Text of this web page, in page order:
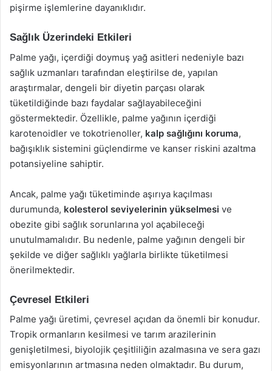
pişirme işlemlerine dayanıklıdır.
Sağlık Üzerindeki Etkileri
Palme yağı, içerdiği doymuş yağ asitleri nedeniyle bazı
sağlık uzmanları tarafından eleştirilse de, yapılan
araştırmalar, dengeli bir diyetin parçası olarak
tüketildiğinde bazı faydalar sağlayabileceğini
göstermektedir. Özellikle, palme yağının içerdiği
karotenoidler ve tokotrienoller, kalp sağlığını koruma,
bağışıklık sistemini güçlendirme ve kanser riskini azaltma
potansiyeline sahiptir.
Ancak, palme yağı tüketiminde aşırıya kaçılması
durumunda, kolesterol seviyelerinin yükselmesi ve
obezite gibi sağlık sorunlarına yol açabileceği
unutulmamalıdır. Bu nedenle, palme yağının dengeli bir
şekilde ve diğer sağlıklı yağlarla birlikte tüketilmesi
önerilmektedir.
Çevresel Etkileri
Palme yağı üretimi, çevresel açıdan da önemli bir konudur.
Tropik ormanların kesilmesi ve tarım arazilerinin
genişletilmesi, biyolojik çeşitliliğin azalmasına ve sera gazı
emisyonlarının artmasına neden olmaktadır. Bu durum,